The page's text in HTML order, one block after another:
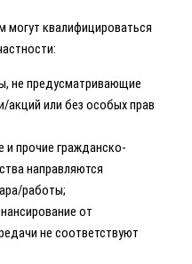
могут квалифицироваться
не предусматривающие
акций или без особых прав
и прочие гражданско-
направляются
работы;
от
не соответствуют